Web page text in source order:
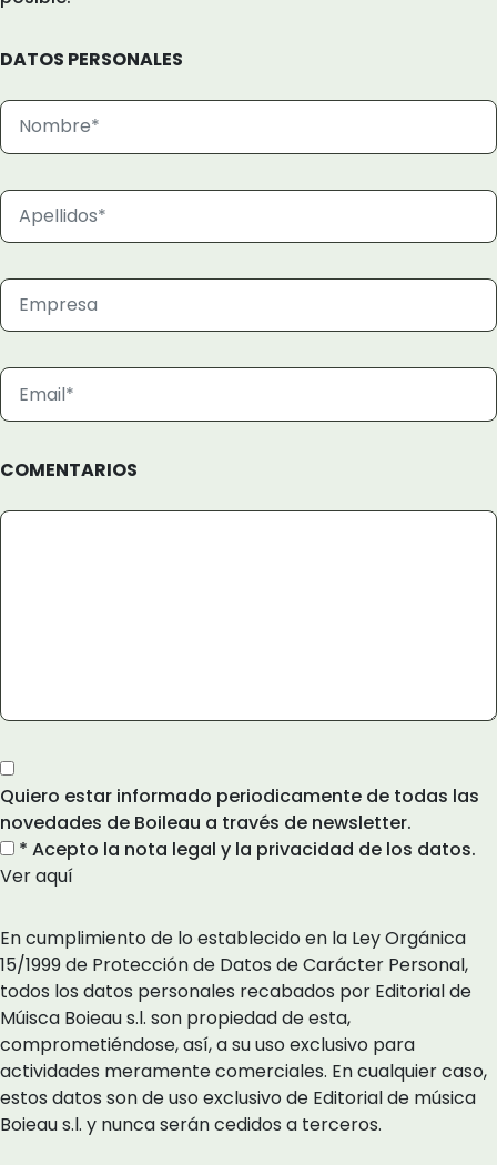
DATOS PERSONALES
COMENTARIOS
Quiero estar informado periodicamente de todas las
novedades de Boileau a través de newsletter.
* Acepto la nota legal y la privacidad de los datos.
Ver aquí
En cumplimiento de lo establecido en la Ley Orgánica
15/1999 de Protección de Datos de Carácter Personal,
todos los datos personales recabados por Editorial de
Múisca Boieau s.l. son propiedad de esta,
comprometiéndose, así, a su uso exclusivo para
actividades meramente comerciales. En cualquier caso,
estos datos son de uso exclusivo de Editorial de música
Boieau s.l. y nunca serán cedidos a terceros.